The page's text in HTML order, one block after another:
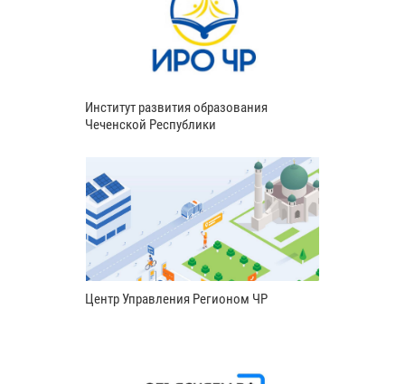
Институт развития образования
Чеченской Республики
Центр Управления Регионом ЧР